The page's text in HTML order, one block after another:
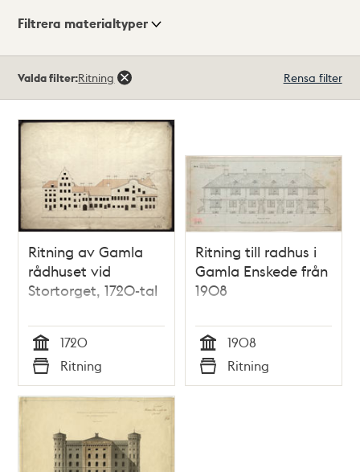
Visningsläge
Filtrera materialtyper
träffar
Valda filter:Ritning Rensa filter
Ritning av Gamla
rådhuset vid
Stortorget, 1720-tal
Tid
1720
Typ
Ritning
Ritning till radhus i
Gamla Enskede från
1908
Tid
1908
Typ
Ritning